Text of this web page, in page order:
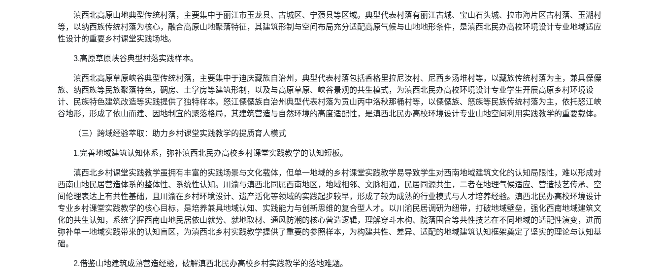
滇西北高原山地典型传统村落，主要集中于丽江市玉龙县、古城区、宁蒗县等区域。典型代表村落有丽江古城、宝山石头城、拉市海片区古村落、玉湖村
等，以纳西族传统村落为核心，融合高原山地聚落特征，其建筑形制与空间布局充分适配高原气候与山地地形条件，是滇西北民办高校环境设计专业地域适应
性设计的重要乡村课堂实践场地。
3.高原草原峡谷典型村落实践样本。
滇西北高原草原峡谷典型传统村落，主要集中于迪庆藏族自治州，典型代表村落包括香格里拉尼汝村、尼西乡汤堆村等，以藏族传统村落为主，兼具傈僳
族、纳西族等民族聚落特色，碉房、土掌房等建筑形制，以及与高原草原、峡谷景观的共生模式，为滇西北民办高校环境设计专业学生开展高原乡村环境设
计、民族特色建筑改造等实践提供了独特样本。怒江傈僳族自治州典型代表村落为贡山丙中洛秋那桶村等，以傈僳族、怒族等民族传统村落为主，依托怒江峡
谷地形，形成了依山而建、因地制宜的聚落格局，其建筑营造与自然环境的高度适配性，是滇西北民办高校环境设计专业山地空间利用实践教学的重要载体。
（三）跨域经验萃取：助力乡村课堂实践教学的提质育人模式
1.完善地域建筑认知体系，弥补滇西北民办高校乡村课堂实践教学的认知短板。
滇西北乡村课堂实践教学虽拥有丰富的实践场景与文化载体，但单一地域的乡村课堂实践教学易导致学生对西南地域建筑文化的认知局限性，难以形成对
西南山地民居营造体系的整体性、系统性认知。川渝与滇西北同属西南地区，地域相邻、文脉相通，民居同源共生，二者在地理气候适应、营造技艺传承、空
间伦理表达上有共性基础，且川渝在乡村环境设计、遗产活化等领域的实践起步较早，形成了较为成熟的行业模式与人才培养经验。滇西北民办高校环境设计
专业乡村课堂实践教学的核心目标，是培养兼具地域认知、实践能力与创新思维的复合型人才。以川渝民居调研为纽带，打破地域壁垒，强化西南地域建筑文
化的共生认知，系统掌握西南山地民居依山就势、就地取材、通风防潮的核心营造逻辑，理解穿斗木构、院落围合等共性技艺在不同地域的适配性演变，进而
弥补单一地域实践带来的认知盲区，为滇西北乡村实践教学提供了重要的参照样本，为构建共性、差异、适配的地域建筑认知框架奠定了坚实的理论与认知基
础。
2.借鉴山地建筑成熟营造经验，破解滇西北民办高校乡村实践教学的落地难题。